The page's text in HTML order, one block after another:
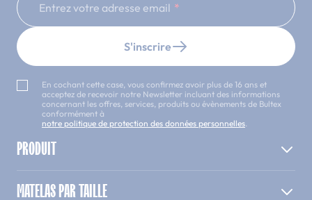
Entrez votre adresse email
S'inscrire
En cochant cette case, vous confirmez avoir plus de 16 ans et
acceptez de recevoir notre Newsletter incluant des informations
concernant les offres, services, produits ou évènements de Bultex
conformément à
notre politique de protection des données personnelles.
PRODUIT
MATELAS PAR TAILLE